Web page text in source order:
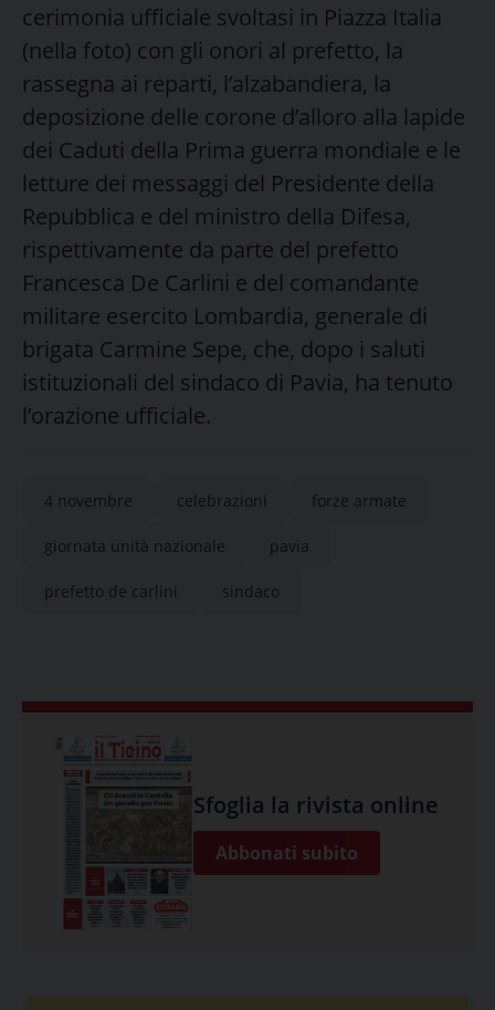
cerimonia ufficiale svoltasi in Piazza Italia
(nella foto) con gli onori al prefetto, la
rassegna ai reparti, l’alzabandiera, la
deposizione delle corone d’alloro alla lapide
dei Caduti della Prima guerra mondiale e le
letture dei messaggi del Presidente della
Repubblica e del ministro della Difesa,
rispettivamente da parte del prefetto
Francesca De Carlini e del comandante
militare esercito Lombardia, generale di
brigata Carmine Sepe, che, dopo i saluti
istituzionali del sindaco di Pavia, ha tenuto
l’orazione ufficiale.
4 novembre celebrazioni forze armate
giornata unità nazionale pavia
prefetto de carlini sindaco
Sfoglia la rivista online
Abbonati subito